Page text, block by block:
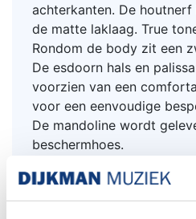
achterkanten. De
de matte laklaag. True
Rondom de body zit een
De esdoorn hals en
voorzien van een
voor een eenvoudige
De mandoline wordt
beschermhoes.
Een aanrader wat ons
Specificaties van de